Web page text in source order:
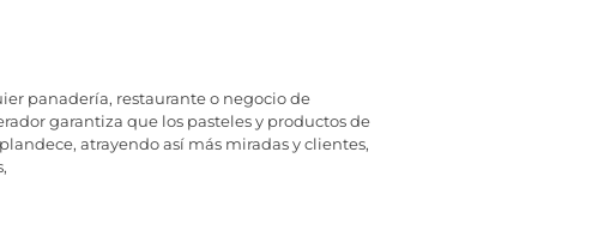
panadería, restaurante o negocio de
garantiza que los pasteles y productos de
atrayendo así más miradas y clientes,